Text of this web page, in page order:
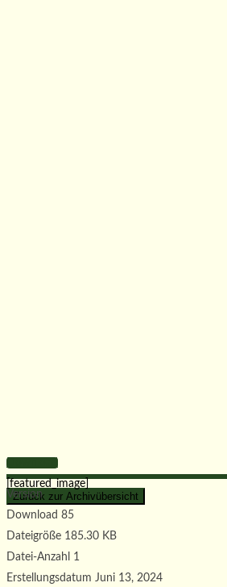
[featured_image]
Download
Version
Download 85
Dateigröße 185.30 KB
Datei-Anzahl 1
Erstellungsdatum Juni 13, 2024